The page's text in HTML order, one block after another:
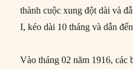
thành cuộc xung đột dài và
I, kéo dài 10 tháng và dẫn
Vào tháng 02 năm 1916, các